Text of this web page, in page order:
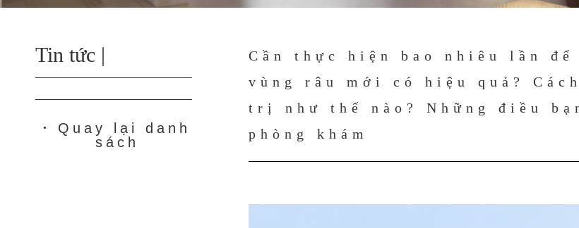
Tin tức |
●
Quay lại danh
sách
Cần thực hiện bao nhiêu lần
vùng râu mới có hiệu quả?
trị như thế nào? Những điều
phòng khám